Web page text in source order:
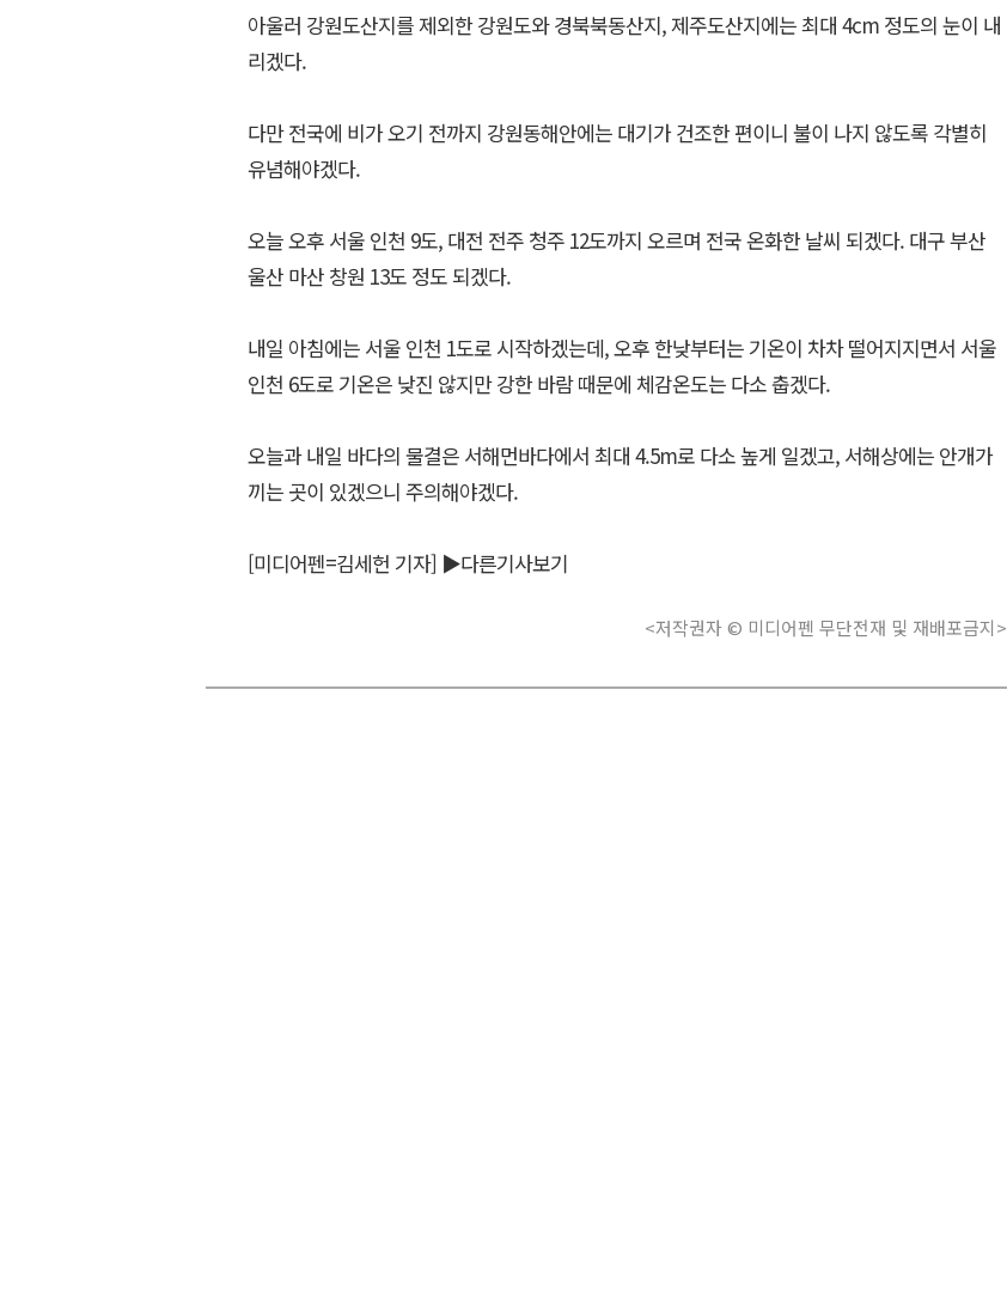
아울러 강원도산지를 제외한 강원도와 경북북동산지, 제주도산지에는 최대 4cm 정도의 눈이 내
리겠다.
다만 전국에 비가 오기 전까지 강원동해안에는 대기가 건조한 편이니 불이 나지 않도록 각별히
유념해야겠다.
오늘 오후 서울 인천 9도, 대전 전주 청주 12도까지 오르며 전국 온화한 날씨 되겠다. 대구 부산
울산 마산 창원 13도 정도 되겠다.
내일 아침에는 서울 인천 1도로 시작하겠는데, 오후 한낮부터는 기온이 차차 떨어지지면서 서울
인천 6도로 기온은 낮진 않지만 강한 바람 때문에 체감온도는 다소 춥겠다.
오늘과 내일 바다의 물결은 서해먼바다에서 최대 4.5m로 다소 높게 일겠고, 서해상에는 안개가
끼는 곳이 있겠으니 주의해야겠다.
[미디어펜=김세헌 기자] ▶다른기사보기
<저작권자 © 미디어펜 무단전재 및 재배포금지>